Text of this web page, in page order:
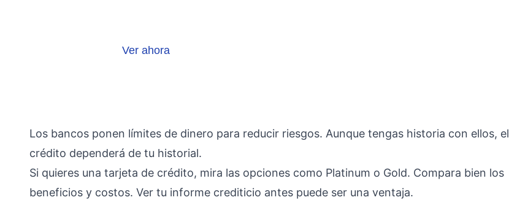
Ver ahora
Los bancos ponen límites de dinero para reducir riesgos. Aunque tengas historia con ellos, el
crédito dependerá de tu historial.
Si quieres una tarjeta de crédito, mira las opciones como Platinum o Gold. Compara bien los
beneficios y costos. Ver tu informe crediticio antes puede ser una ventaja.